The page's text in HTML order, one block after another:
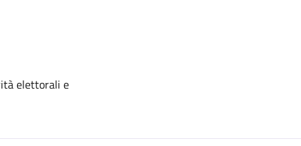
elettorali e